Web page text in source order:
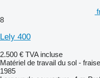
8
Lely 400
2.500 € TVA incluse
Matériel de travail du sol -
1985